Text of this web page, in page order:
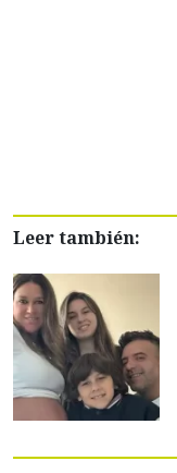
Leer también: